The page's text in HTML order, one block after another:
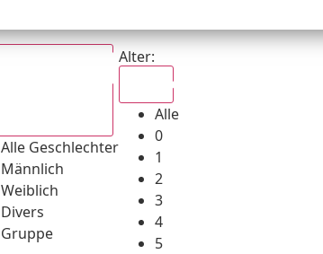
Alle Geschlechter
Männlich
Weiblich
Divers
Gruppe
Alter:
Alle
0
1
2
3
4
5